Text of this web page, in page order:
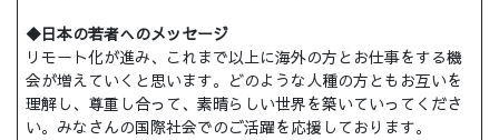
◆日本の若者へのメッセージ
リモート化が進み、これまで以上に海外の方とお仕事をする機
会が増えていくと思います。どのような人種の方ともお互いを
理解し、尊重し合って、素晴らしい世界を築いていってくださ
い。みなさんの国際社会でのご活躍を応援しております。